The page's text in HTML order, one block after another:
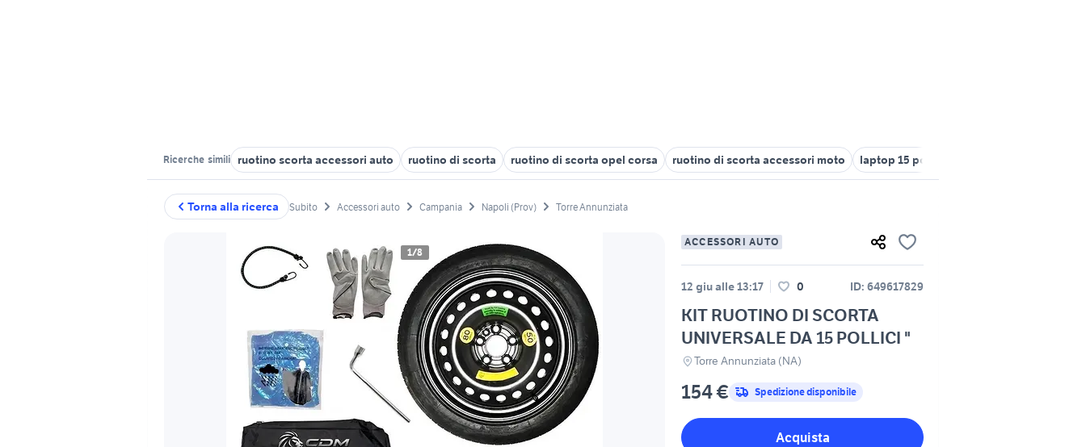
Ricerche simili ruotino scorta accessori auto ruotino di scorta ruotino di scorta opel corsa ruotino di scorta accessori moto laptop 15 pollici
Torna alla ricerca Subito Accessori auto Campania Napoli (Prov) Torre Annunziata
1/8
ACCESSORI AUTO
12 giu alle 13:17 0 ID: 649617829
KIT RUOTINO DI SCORTA
UNIVERSALE DA 15 POLLICI "
Torre Annunziata (NA)
154 € Spedizione disponibile
Acquista